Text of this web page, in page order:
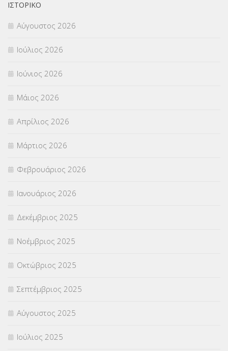
Π.Ε.Κ. ΗΡΑΚΛΕΙΟΥ
ΠΑΝΕΛΛΑΔΙΚΕΣ ΕΞΕΤΑΣΕΙΣ
ΠΡΟΚΗΡΥΞΕΙΣ
ΣΕΜΙΝΑΡΙΑ – ΗΜΕΡΙΔΕΣ
ΣΕΠ(50)
ΣΤΕΛΕΧΗ(360)
ΣΥΜΒΟΥΛΕΥΤΙΚΟΣ ΣΤΑΘΜΟΣ ΝΕΩΝ
ΣΥΝΤΑΞΕΙΣ(12)
ΣΧΟΛΙΚΟΙ ΣΥΜΒΟΥΛΟΙ
ΥΠΕΡΑΡΙΘΜΟΙ(1)
ΥΠΟΤΡΟΦΙΕΣ(28)
ΦΥΣΙΚΗ ΑΓΩΓΗ(692)
Χωρίς κατηγορία(55)
ΙΣΤΟΡΙΚΌ
Αύγουστος 2026
Ιούλιος 2026
Ιούνιος 2026
Μάιος 2026
Απρίλιος 2026
Μάρτιος 2026
Φεβρουάριος 2026
Ιανουάριος 2026
Δεκέμβριος 2025
Νοέμβριος 2025
Οκτώβριος 2025
Σεπτέμβριος 2025
Αύγουστος 2025
Ιούλιος 2025